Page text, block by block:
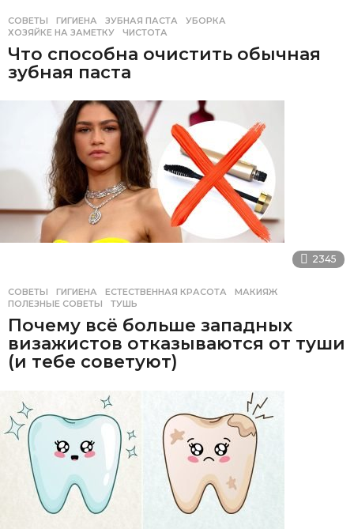
СОВЕТЫ ГИГИЕНА ,ЗУБНАЯ ПАСТА ,УБОРКА
ХОЗЯЙКЕ НА ЗАМЕТКУ
,ЧИСТОТА
Что способна очистить обычная
зубная паста
2345
СОВЕТЫ ГИГИЕНА ,ЕСТЕСТВЕННАЯ КРАСОТА ,МАКИЯЖ
ПОЛЕЗНЫЕ СОВЕТЫ
,ТУШЬ
Почему всё больше западных
визажистов отказываются от туши
(и тебе советуют)